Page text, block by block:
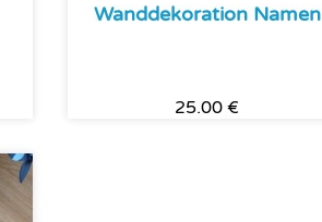
Wanddekoration Namen
25.00 €